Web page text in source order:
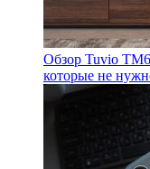
Обзор Tuvio
которые не